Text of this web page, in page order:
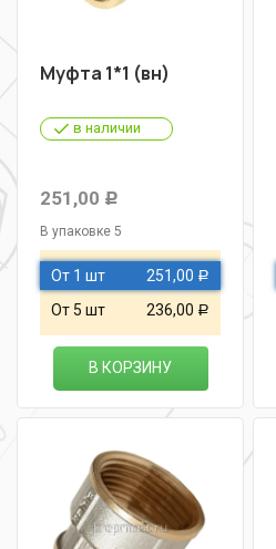
Муфта 1*1 (вн)
в наличии
251,00 Р
В упаковке 5
От 1 шт 251,00 Р
От 5 шт 236,00 Р
В КОРЗИНУ